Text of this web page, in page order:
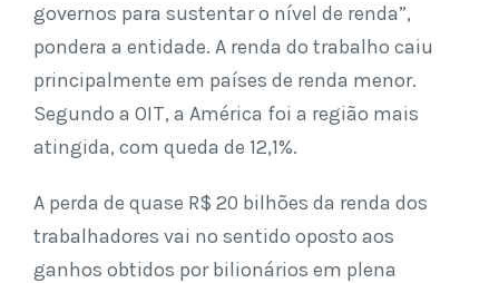
governos para sustentar o nível de renda”,
pondera a entidade. A renda do trabalho caiu
principalmente em países de renda menor.
Segundo a OIT, a América foi a região mais
atingida, com queda de 12,1%.
A perda de quase R$ 20 bilhões da renda dos
trabalhadores vai no sentido oposto aos
ganhos obtidos por bilionários em plena